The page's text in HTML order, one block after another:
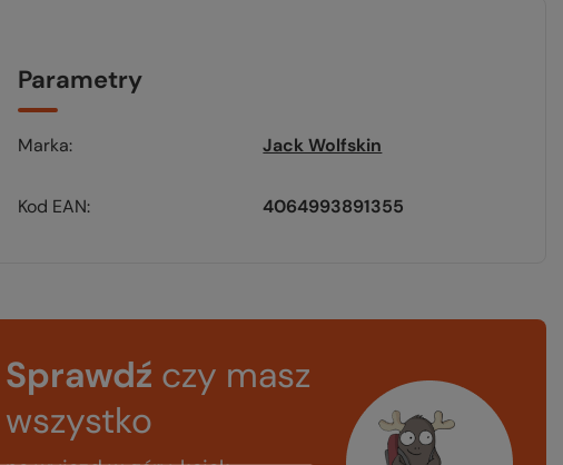
Parametry
Marka Jack Wolfskin
Kod EAN 4064993891355
Sprawdź czy masz
wszystko